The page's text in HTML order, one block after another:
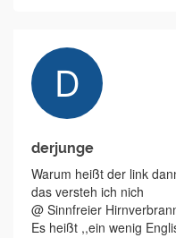
derjunge
Warum heißt der link
das versteh ich nich
@ Sinnfreier
Es heißt ,,ein wenig